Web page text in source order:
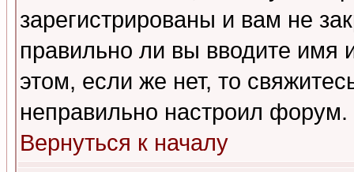
зарегистрированы и вам не
правильно ли вы вводите
этом, если же нет, то
неправильно настроил форум.
Вернуться к началу